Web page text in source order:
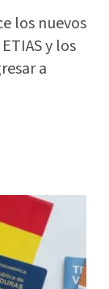
los nuevos
y los
a